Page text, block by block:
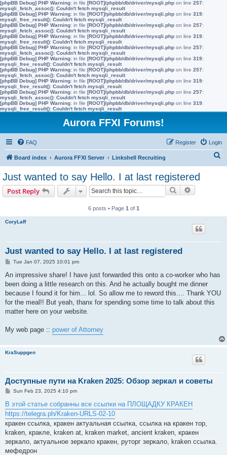
[phpBB Debug] PHP Warning: in file [ROOT]/phpbb/db/driver/mysqli.php on line 257:
mysqli_fetch_assoc(): Couldn't fetch mysqli_result
[phpBB Debug] PHP Warning: in file [ROOT]/phpbb/db/driver/mysqli.php on line 319:
mysqli_free_result(): Couldn't fetch mysqli_result
[phpBB Debug] PHP Warning: in file [ROOT]/phpbb/db/driver/mysqli.php on line 257:
mysqli_fetch_assoc(): Couldn't fetch mysqli_result
[phpBB Debug] PHP Warning: in file [ROOT]/phpbb/db/driver/mysqli.php on line 319:
mysqli_free_result(): Couldn't fetch mysqli_result
[phpBB Debug] PHP Warning: in file [ROOT]/phpbb/db/driver/mysqli.php on line 257:
mysqli_fetch_assoc(): Couldn't fetch mysqli_result
[phpBB Debug] PHP Warning: in file [ROOT]/phpbb/db/driver/mysqli.php on line 319:
mysqli_free_result(): Couldn't fetch mysqli_result
[phpBB Debug] PHP Warning: in file [ROOT]/phpbb/db/driver/mysqli.php on line 257:
mysqli_fetch_assoc(): Couldn't fetch mysqli_result
[phpBB Debug] PHP Warning: in file [ROOT]/phpbb/db/driver/mysqli.php on line 319:
mysqli_free_result(): Couldn't fetch mysqli_result
[phpBB Debug] PHP Warning: in file [ROOT]/phpbb/db/driver/mysqli.php on line 257:
mysqli_fetch_assoc(): Couldn't fetch mysqli_result
[phpBB Debug] PHP Warning: in file [ROOT]/phpbb/db/driver/mysqli.php on line 319:
mysqli_free_result(): Couldn't fetch mysqli_result
Aurora FFXI Forums!
FAQ Login
Register
Board index Aurora FFXI Server Linkshell Recruiting
h
Just wanted to say Hello. I at last registered
Post Reply Search
6 posts • Page 1 of 1
CoryLaff
Just wanted to say Hello. I at last registered
P
s
Tue Jan 07, 2025 10:01 pm
An impressive share! I have just forwarded this onto a co-worker who has
been doing a little research on this. And he actually bought me dinner
because I found it for him... lol. So allow me to reword this.... Thank YOU
for the meal!! But yeah, thanx for spending some time to talk about this
matter here on your website.
My web page :: power of Attorney
KraSuppgen
Доступные пути на Kraken 2025: Обзор зеркал и советы
P
s
t
Sun Feb 23, 2025 4:10 pm
В этой статье собранны все ссылки на ПЛОЩАДКУ КРАКЕН
https://telegra.ph/Kraken-URLS-02-10
кракен ссылка, кракен актуальная ссылка, ссылка на кракен тор,
kraken, кракле, kraken at, kraken market, ancient kraken, кракен
зеркало, актуальное зеркало кракен, руторг зеркало, kraken ссылка.
мефедрон